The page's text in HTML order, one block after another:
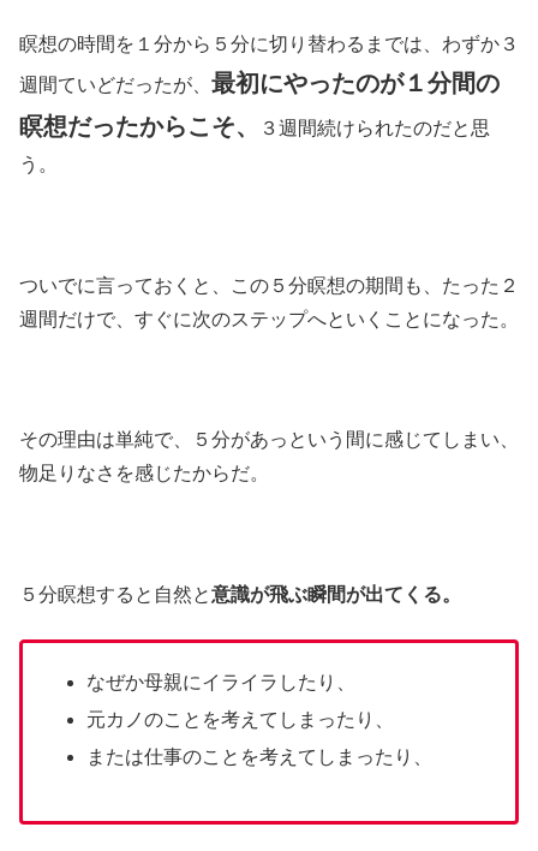
瞑想の時間を１分から５分に切り替わるまでは、わずか３
週間ていどだったが、 最初にやったのが１分間の
瞑想だったからこそ、
３週間続けられたのだと思
う。
ついでに言っておくと、この５分瞑想の期間も、たった２
週間だけで、すぐに次のステップへといくことになった。
その理由は単純で、５分があっという間に感じてしまい、
物足りなさを感じたからだ。
５分瞑想すると自然と意識が飛ぶ瞬間が出てくる。
なぜか母親にイライラしたり、
元カノのことを考えてしまったり、
または仕事のことを考えてしまったり、